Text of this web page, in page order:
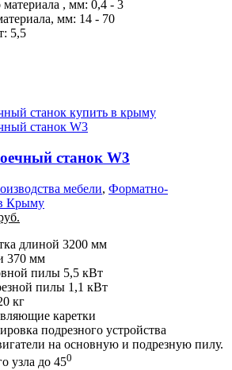
, мм: 0,4 - 3
мм: 14 - 70
5,5
станок W3
мебели, Форматно-
Крыму
366
340 руб..
длиной 3200 мм
370 мм
пилы 5,5 кВт
пилы 1,1 кВт
кг
каретки
подрезного устройства
на основную и подрезную пилу.
узла до 450